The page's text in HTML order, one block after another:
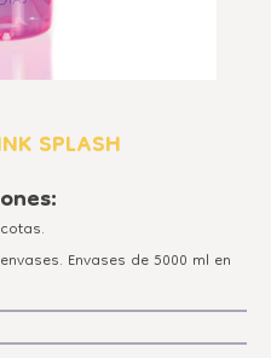
SPLASH
Envases de 5000 ml en